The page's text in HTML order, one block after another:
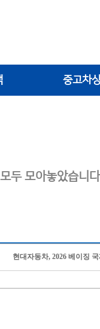
중고차
두 모아놓았습니
현대자동차, 2026 베이징